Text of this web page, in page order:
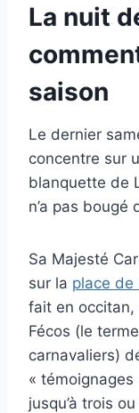
La nuit
saison
Le dernier
concentre sur
blanquette de
n’a pas bougé
Sa Majesté
sur la place de
fait en occitan,
Fécos (le
carnavaliers)
«
jusqu’à trois